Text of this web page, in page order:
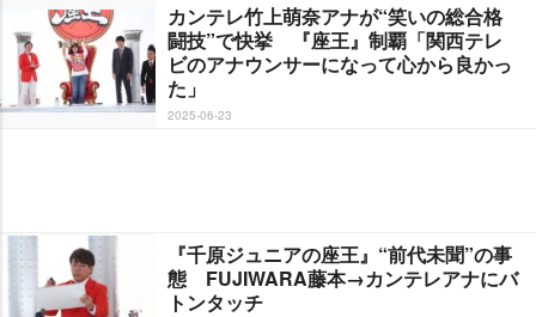
カンテレ竹上萌奈アナが“笑いの総合格
闘技”で快挙 『座王』制覇「関西テレ
ビのアナウンサーになって心から良かっ
た」
2025-06-23
『千原ジュニアの座王』“前代未聞”の事
態 FUJIWARA藤本→カンテレアナにバ
トンタッチ